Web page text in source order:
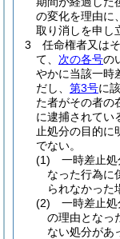
の変化を理由に
取り消しを申し
3
任命権者又は
て、 次の各号の
やかに当該一時
だし、 第3号に
た者がその者の
に逮捕されてい
止処分の目的に
でない。
(1)
一時差止
なった行為に
られなかった
(2)
一時差止
の理由となっ
ない処分があ